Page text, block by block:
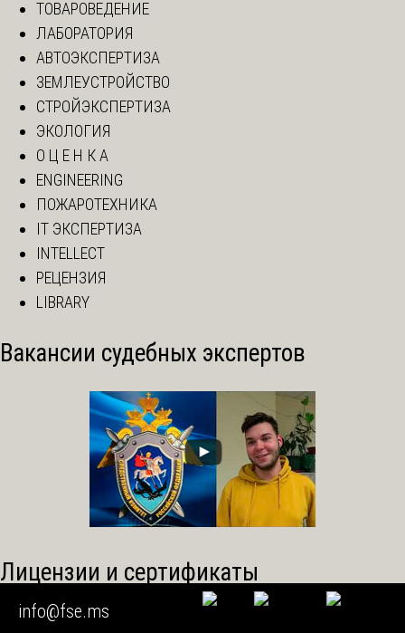
ТОВАРОВЕДЕНИЕ
ЛАБОРАТОРИЯ
АВТОЭКСПЕРТИЗА
ЗЕМЛЕУСТРОЙСТВО
СТРОЙЭКСПЕРТИЗА
ЭКОЛОГИЯ
О Ц Е Н К А
ENGINEERING
ПОЖАРОТЕХНИКА
IT ЭКСПЕРТИЗА
INTELLECT
РЕЦЕНЗИЯ
LIBRARY
Вакансии судебных экспертов
Лицензии и сертификаты
info@fse.ms